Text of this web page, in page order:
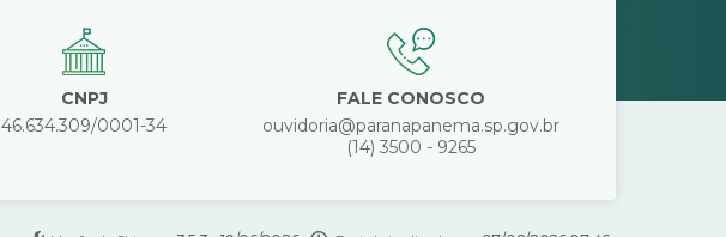
CNPJ
46.634.309/0001-34
FALE CONOSCO
ouvidoria@paranapanema.sp.gov.br
(14) 3500 - 9265